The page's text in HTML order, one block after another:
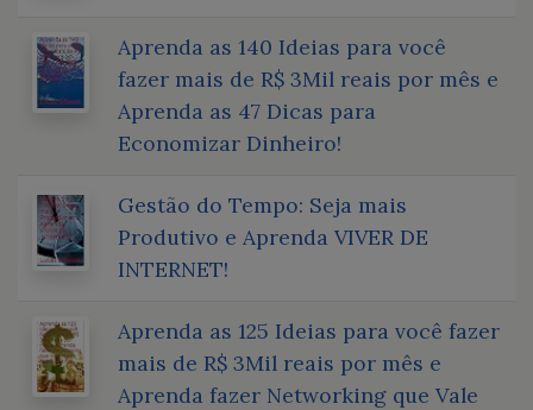
Aprenda as 140 Ideias para você
fazer mais de R$ 3Mil reais por mês e
Aprenda as 47 Dicas para
Economizar Dinheiro!
Gestão do Tempo: Seja mais
Produtivo e Aprenda VIVER DE
INTERNET!
Aprenda as 125 Ideias para você fazer
mais de R$ 3Mil reais por mês e
Aprenda fazer Networking que Vale